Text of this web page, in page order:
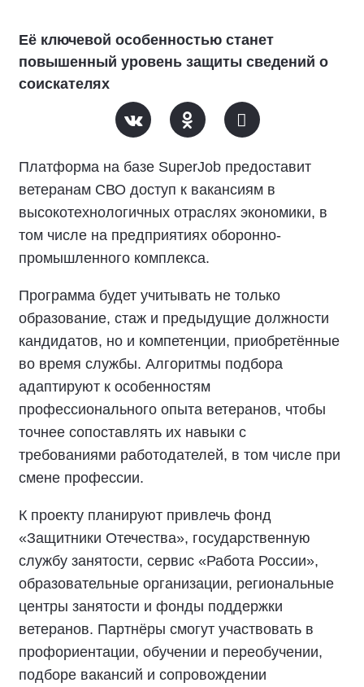
Её ключевой особенностью станет
повышенный уровень защиты сведений о
соискателях
Платформа на базе SuperJob предоставит
ветеранам СВО доступ к вакансиям в
высокотехнологичных отраслях экономики, в
том числе на предприятиях оборонно-
промышленного комплекса.
Программа будет учитывать не только
образование, стаж и предыдущие должности
кандидатов, но и компетенции, приобретённые
во время службы. Алгоритмы подбора
адаптируют к особенностям
профессионального опыта ветеранов, чтобы
точнее сопоставлять их навыки с
требованиями работодателей, в том числе при
смене профессии.
К проекту планируют привлечь фонд
«Защитники Отечества», государственную
службу занятости, сервис «Работа России»,
образовательные организации, региональные
центры занятости и фонды поддержки
ветеранов. Партнёры смогут участвовать в
профориентации, обучении и переобучении,
подборе вакансий и сопровождении